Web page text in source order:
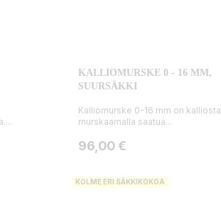
KALLIOMURSKE 0 - 16 MM,
SUURSÄKKI
Kalliomurske 0-16 mm on kalliosta
murskaamalla saatua...
Hinta
96,00 €
KOLME ERI SÄKKIKOKOA